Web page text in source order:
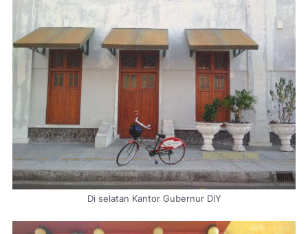
Di selatan Kantor Gubernur DIY